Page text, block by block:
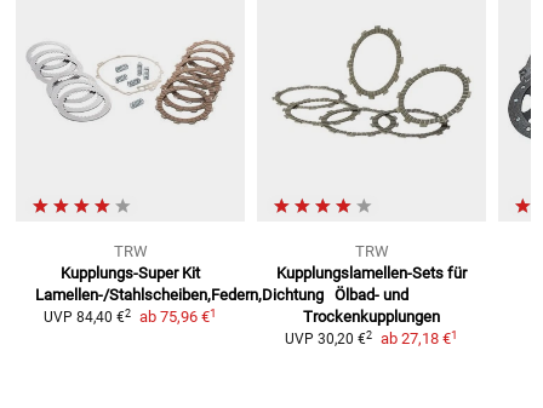
TRW
Kupplungs-Super Kit
Lamellen-/Stahlscheiben,Federn,Dichtung
UVP 84,40 €2 ab 75,96 €1
TRW
Kupplungslamellen-Sets für
Ölbad- und
Trockenkupplungen
UVP 30,20 €2 ab 27,18 €1